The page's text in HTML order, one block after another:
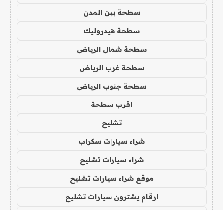
سطحة بين المدن
سطحة هيدروليك
سطحة شمال الرياض
سطحة غرب الرياض
سطحة جنوب الرياض
اقرب سطحة
تشليح
شراء سيارات سكراب
شراء سيارات تشليح
موقع شراء سيارات تشليح
ارقام يشترون سيارات تشليح